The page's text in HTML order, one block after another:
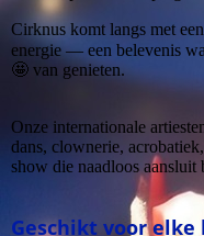
Cirknus komt langs met
energie — een belevenis
🤩 van genieten.
Onze internationale
dans, clownerie,
show die naadloos aansluit
Geschikt voor elke